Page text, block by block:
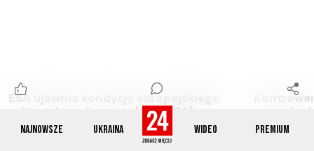
Najnowsze Ukraina Wideo Premium
ESA ujawnia kondycję europejskiego
sektora kosmicznego [ANALIZA]
9 min. 3 min.